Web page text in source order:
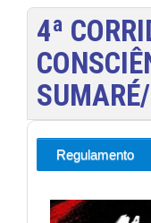
4ª
Regulamento